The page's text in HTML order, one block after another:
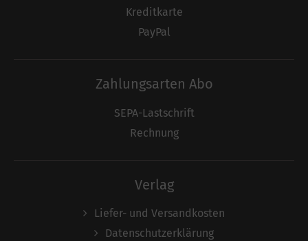
Kreditkarte
PayPal
Zahlungsarten Abo
SEPA-Lastschrift
Rechnung
Verlag
Liefer- und Versandkosten
Datenschutzerklärung